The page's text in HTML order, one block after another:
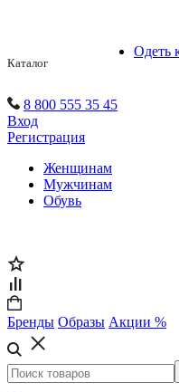
Каталог
Одеть
8 800 555 35 45
Вход
Регистрация
Женщинам
Мужчинам
Обувь
Бренды Образы Акции %